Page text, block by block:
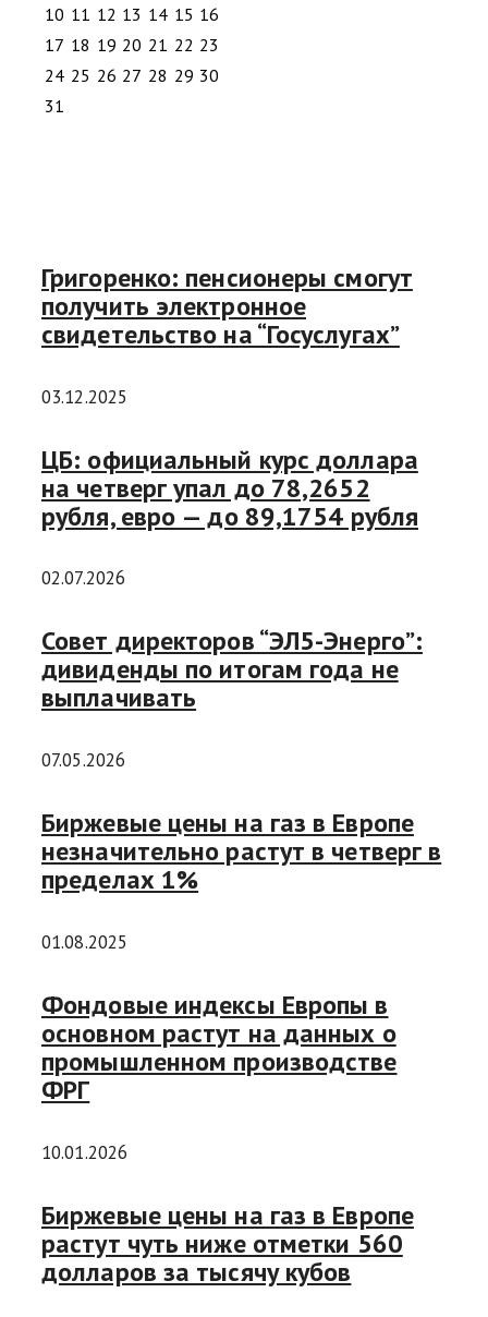
10 11 12 13 14 15 16
17 18 19 20 21 22 23
24 25 26 27 28 29 30
31
Григоренко: пенсионеры смогут
получить электронное
свидетельство на “Госуслугах”
03.12.2025
ЦБ: официальный курс доллара
на четверг упал до 78,2652
рубля, евро — до 89,1754 рубля
02.07.2026
Совет директоров “ЭЛ5-Энерго”:
дивиденды по итогам года не
выплачивать
07.05.2026
Биржевые цены на газ в Европе
незначительно растут в четверг в
пределах 1%
01.08.2025
Фондовые индексы Европы в
основном растут на данных о
промышленном производстве
ФРГ
10.01.2026
Биржевые цены на газ в Европе
растут чуть ниже отметки 560
долларов за тысячу кубов